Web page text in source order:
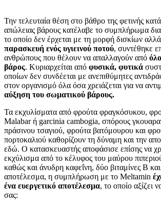
Την τελευταία θέση στο βάθρο της φετινής
απώλειας βάρους κατέλαβε το συμπλήρωμα
το οποίο δεν έρχεται με τη μορφή δισκίων
παρασκευή ενός υγιεινού ποτού, συντέθηκε
ανθρώπους που θέλουν να απαλλαγούν από
βάρος. Κυριαρχείται από φυσικά, φυτικά
οποίων δεν συνδέεται με ανεπιθύμητες
στον οργανισμό όλα όσα χρειάζεται για να
αύξηση του σωματικού βάρους.
Τα εκχυλίσματα από φρούτα φραγκόσυκου,
Malabar ή garcinia cambogia, σπόρους
πράσινου τσαγιού, φρούτα βατόμουρου και
πορτοκαλιού καθορίζουν τη δύναμη και την
εδώ. Ο κατασκευαστής αποφάσισε επίσης να
εκχύλισμα από το κέλυφος του μαύρου
καθώς και άνυδρη καφεΐνη, δύο βιταμίνες Β
αποτέλεσμα, η συμπλήρωση με το Meltamin
ένα ευεργετικό αποτέλεσμα, το οποίο αξίζει
σας: